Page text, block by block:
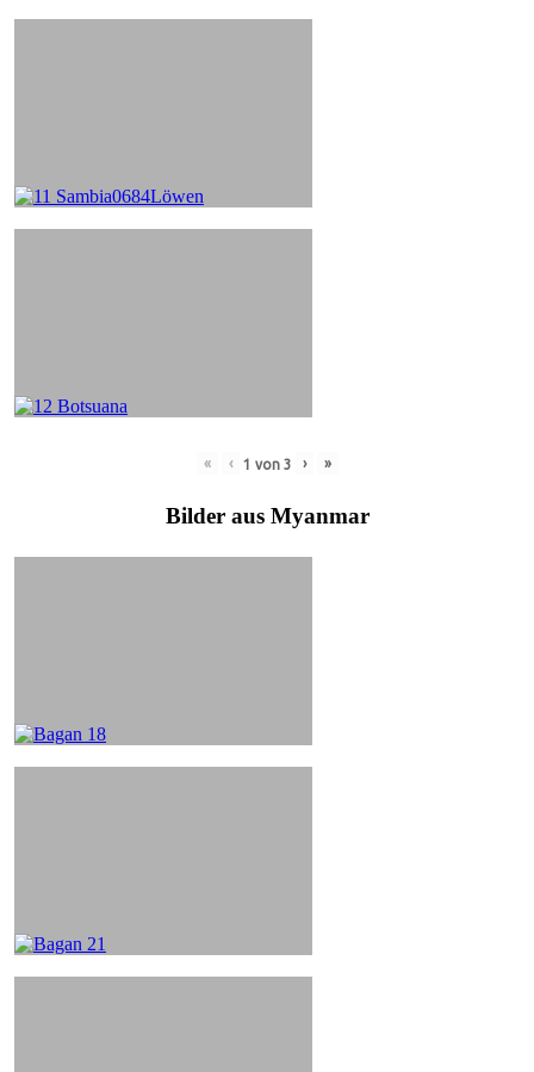
« ‹ 1 von 3 › »
Bilder aus Myanmar